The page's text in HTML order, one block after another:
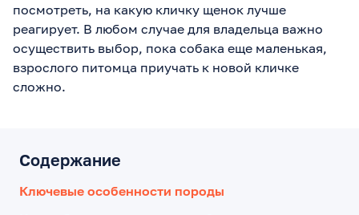
посмотреть, на какую кличку щенок лучше
реагирует. В любом случае для владельца важно
осуществить выбор, пока собака еще маленькая,
взрослого питомца приучать к новой кличке
сложно.
Содержание
Ключевые особенности породы